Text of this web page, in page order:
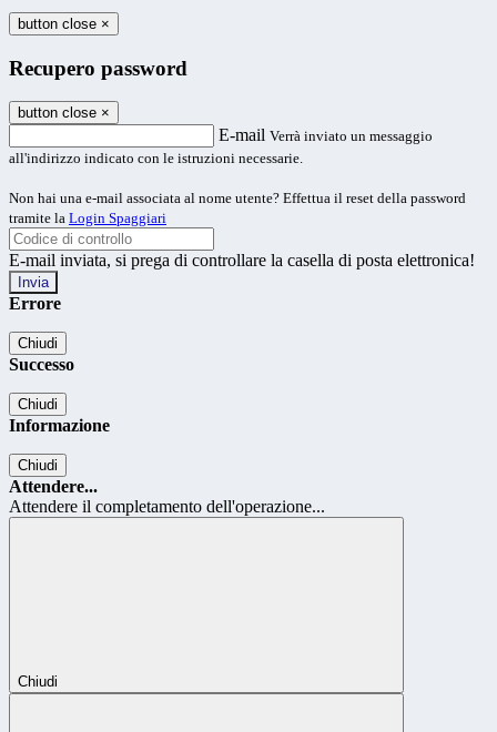
button close ×
Recupero password
button close ×
E-mail Verrà inviato un messaggio
all'indirizzo indicato con le istruzioni necessarie.
Non hai una e-mail associata al nome utente? Effettua il reset della password
tramite la Login Spaggiari
E-mail inviata, si prega di controllare la casella di posta elettronica!
Errore
Chiudi
Successo
Chiudi
Informazione
Chiudi
Attendere...
Attendere il completamento dell'operazione...
Chiudi